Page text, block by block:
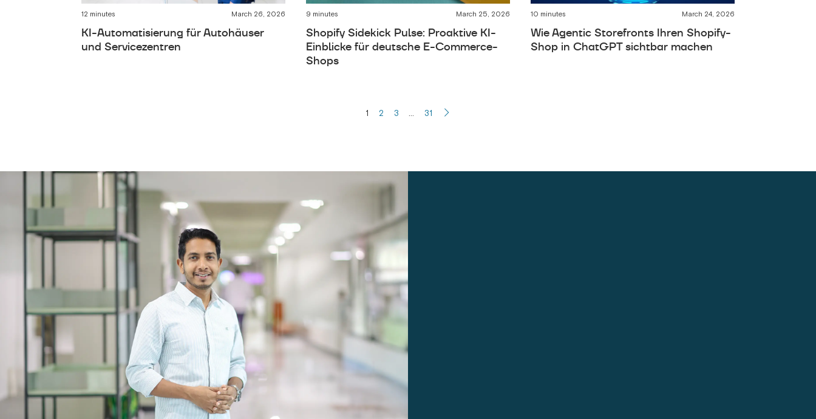
12 minutes March 26, 2026
KI-Automatisierung für Autohäuser
und Servicezentren
9 minutes March 25, 2026
Shopify Sidekick Pulse: Proaktive KI-
Einblicke für deutsche E-Commerce-
Shops
10 minutes March 24, 2026
Wie Agentic Storefronts Ihren Shopify-
Shop in ChatGPT sichtbar machen
1 2 3 … 31